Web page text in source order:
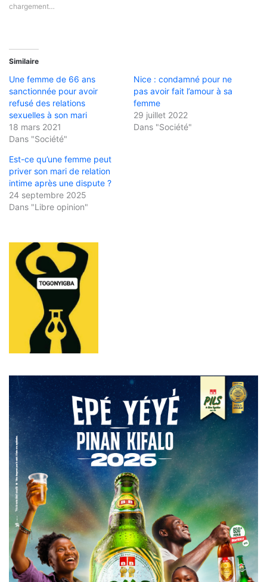
chargement…
Similaire
Une femme de 66 ans
sanctionnée pour avoir
refusé des relations
sexuelles à son mari
18 mars 2021
Dans "Société"
Nice : condamné pour ne
pas avoir fait l’amour à sa
femme
29 juillet 2022
Dans "Société"
Est-ce qu’une femme peut
priver son mari de relation
intime après une dispute ?
24 septembre 2025
Dans "Libre opinion"